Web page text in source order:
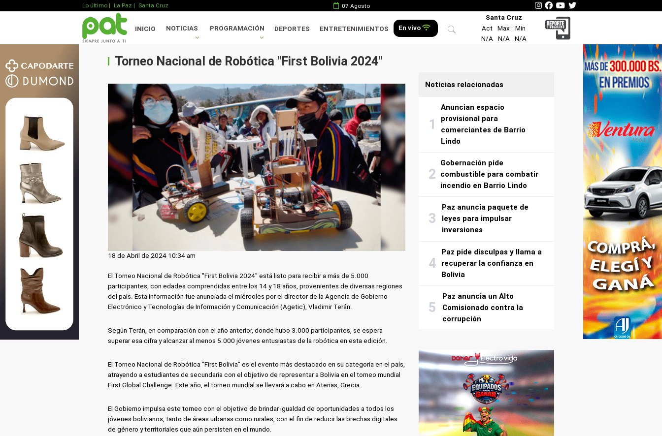
Lo último | La Paz | Santa Cruz 07 Agosto
INICIO NOTICIAS PROGRAMACIÓN DEPORTES ENTRETENIMIENTOS En vivo
Santa Cruz
Act
Max
Min
N/A
N/A N/A
Torneo Nacional de Robótica "First Bolivia 2024"
18 de Abril de 2024 10:34 am
El Torneo Nacional de Robótica "First Bolivia 2024" está listo para recibir a más de 5.000
participantes, con edades comprendidas entre los 14 y 18 años, provenientes de diversas regiones
del país. Esta información fue anunciada el miércoles por el director de la Agencia de Gobierno
Electrónico y Tecnologías de Información y Comunicación (Agetic), Vladimir Terán.
Según Terán, en comparación con el año anterior, donde hubo 3.000 participantes, se espera
superar esa cifra y alcanzar al menos 5.000 jóvenes entusiastas de la robótica en esta edición.
El Torneo Nacional de Robótica "First Bolivia" es el evento más destacado en su categoría en el país,
atrayendo a estudiantes de secundaria con el objetivo de representar a Bolivia en el torneo mundial
First Global Challenge. Este año, el torneo mundial se llevará a cabo en Atenas, Grecia.
El Gobierno impulsa este torneo con el objetivo de brindar igualdad de oportunidades a todos los
jóvenes bolivianos, tanto de áreas urbanas como rurales, con el fin de reducir las brechas digitales
de género y territoriales que aún persisten en el mundo.
Noticias relacionadas
Anuncian espacio
provisional para
comerciantes de Barrio
Lindo
Gobernación pide
combustible para combatir
incendio en Barrio Lindo
Paz anuncia paquete de
leyes para impulsar
inversiones
Paz pide disculpas y llama a
recuperar la confianza en
Bolivia
Paz anuncia un Alto
Comisionado contra la
corrupción